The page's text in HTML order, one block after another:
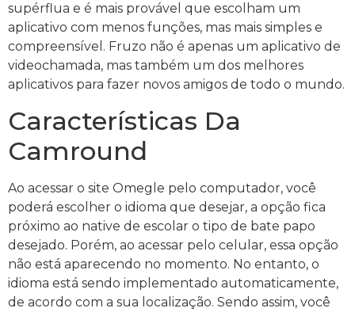
supérflua e é mais provável que escolham um
aplicativo com menos funções, mas mais simples e
compreensível. Fruzo não é apenas um aplicativo de
videochamada, mas também um dos melhores
aplicativos para fazer novos amigos de todo o mundo.
Características Da
Camround
Ao acessar o site Omegle pelo computador, você
poderá escolher o idioma que desejar, a opção fica
próximo ao native de escolar o tipo de bate papo
desejado. Porém, ao acessar pelo celular, essa opção
não está aparecendo no momento. No entanto, o
idioma está sendo implementado automaticamente,
de acordo com a sua localização. Sendo assim, você